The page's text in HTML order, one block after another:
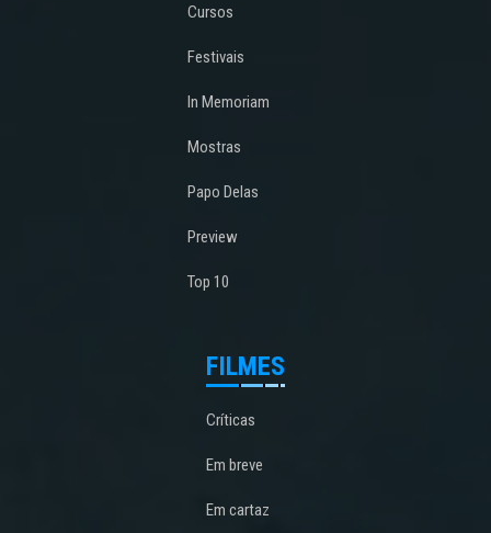
Cursos
Festivais
In Memoriam
Mostras
Papo Delas
Preview
Top 10
FILMES
Críticas
Em breve
Em cartaz